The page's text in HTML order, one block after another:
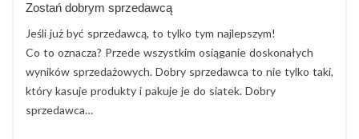
Zostań dobrym sprzedawcą
Jeśli już być sprzedawcą, to tylko tym najlepszym!
Co to oznacza? Przede wszystkim osiąganie doskonałych
wyników sprzedażowych. Dobry sprzedawca to nie tylko taki,
który kasuje produkty i pakuje je do siatek. Dobry
sprzedawca…